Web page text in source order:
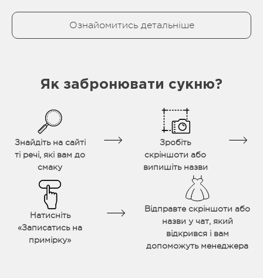
Ознайомитись детальніше
Як забронювати сукню?
Знайдіть на сайті
ті речі, які вам до
смаку
Зробіть
скріншоти або
випишіть назви
Натисніть
«Записатись на
примірку»
Відправте скріншоти або
назви у чат, який
відкрився і вам
допоможуть менеджера